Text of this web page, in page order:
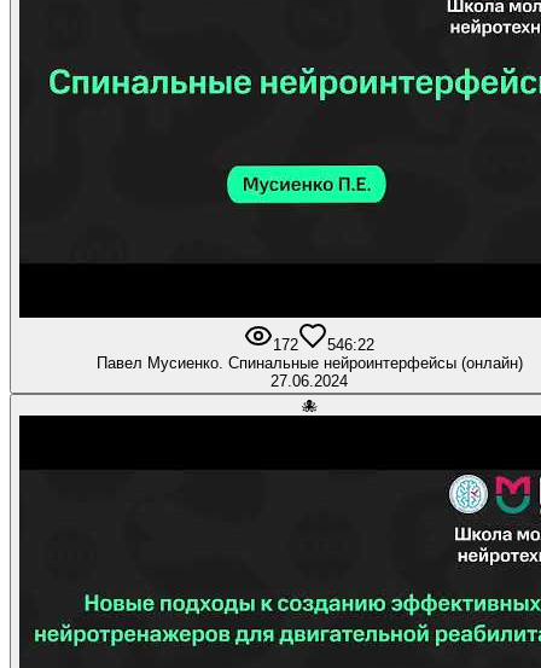
172 546:22
Павел Мусиенко. Спинальные нейроинтерфейсы (онлайн)
27.06.2024
🐙